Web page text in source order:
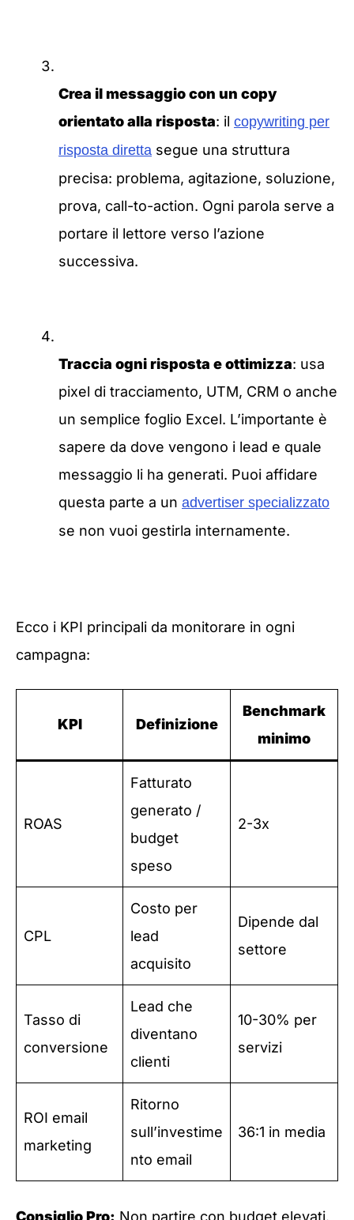
Crea il messaggio con un copy
orientato alla risposta: il copywriting per
risposta diretta segue una struttura
precisa: problema, agitazione, soluzione,
prova, call-to-action. Ogni parola serve a
portare il lettore verso l’azione
successiva.
Traccia ogni risposta e ottimizza: usa
pixel di tracciamento, UTM, CRM o anche
un semplice foglio Excel. L’importante è
sapere da dove vengono i lead e quale
messaggio li ha generati. Puoi affidare
questa parte a un advertiser specializzato
se non vuoi gestirla internamente.
Ecco i KPI principali da monitorare in ogni
campagna:
KPI Definizione
Benchmark
minimo
ROAS
Fatturato
generato /
budget
speso
2-3x
CPL
Costo per
lead
acquisito
Dipende dal
settore
Tasso di
conversione
Lead che
diventano
clienti
10-30% per
servizi
ROI email
marketing
Ritorno
sull’investime
nto email
36:1 in media
Consiglio Pro: Non partire con budget elevati.